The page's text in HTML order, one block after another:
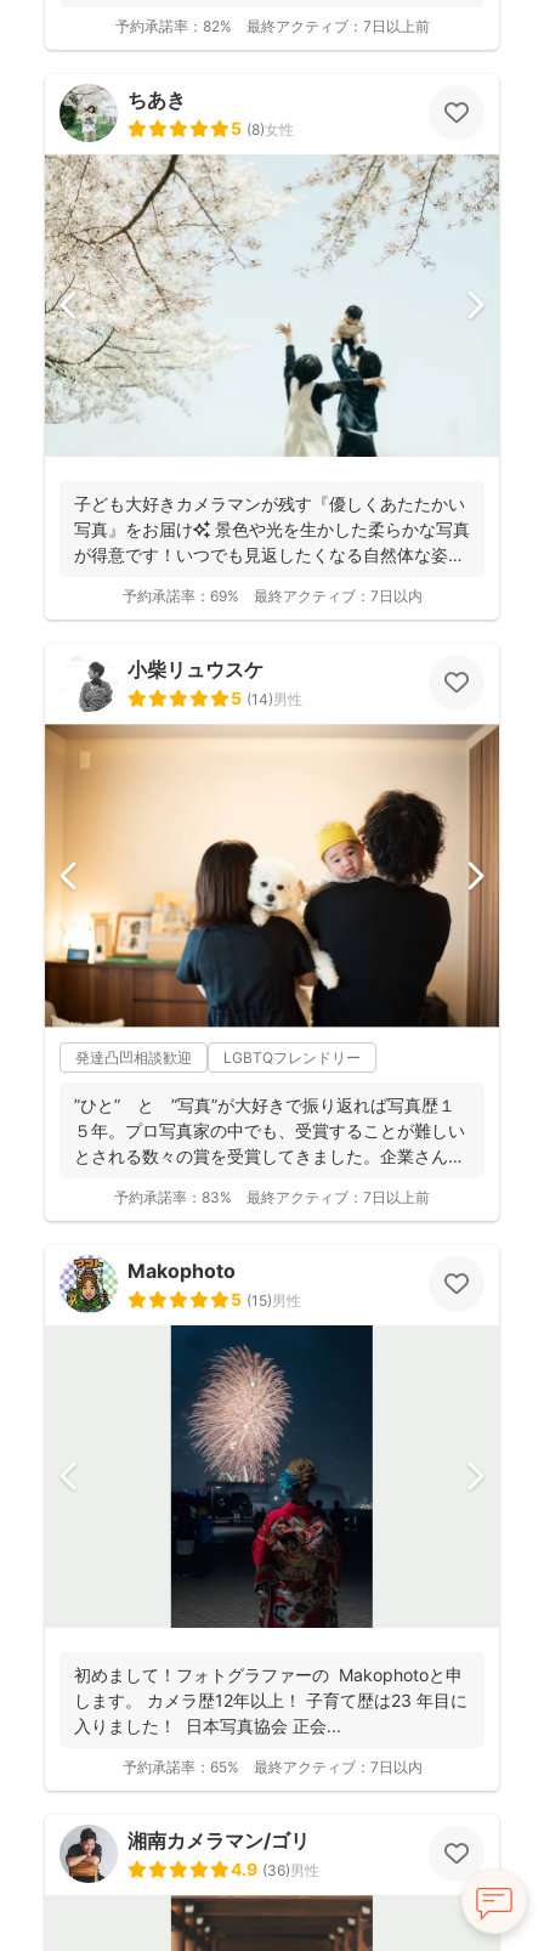
予約承諾率： 82% 最終アクティブ： 7日以上前
ちあき
5 (8)女性
子ども大好きカメラマンが残す『優しくあたたかい
写真』をお届け✨ 景色や光を生かした柔らかな写真
が得意です！いつでも見返したくなる自然体な姿を
予約承諾率： 69% 最終アクティブ： 7日以内
小柴リュウスケ
5 (14)男性
発達凸凹相談歓迎 LGBTQフレンドリー
”ひと” と ”写真”が大好きで振り返れば写真歴１
５年。プロ写真家の中でも、受賞することが難しい
とされる数々の賞を受賞してきました。企業さん出
予約承諾率： 83% 最終アクティブ： 7日以上前
Makophoto
5 (15)男性
初めまして！フォトグラファーの Makophotoと申
します。 カメラ歴12年以上！ 子育て歴は23 年目に
入りました！ 日本写真協会 正会...
予約承諾率： 65% 最終アクティブ： 7日以内
湘南カメラマン/ゴリ
4.9 (36)男性